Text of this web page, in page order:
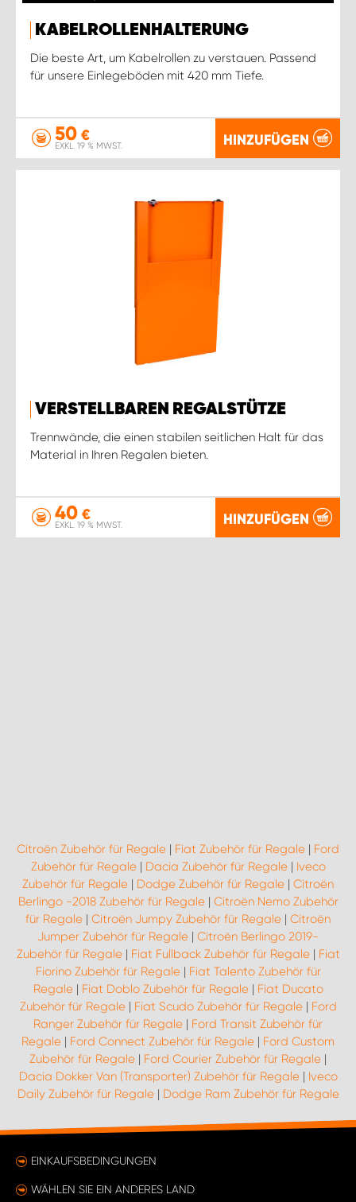
KABELROLLENHALTERUNG
Die beste Art, um Kabelrollen zu verstauen. Passend
für unsere Einlegeböden mit 420 mm Tiefe.
50 €
EXKL. 19 % MWST. HINZUFÜGEN
VERSTELLBAREN REGALSTÜTZE
Trennwände, die einen stabilen seitlichen Halt für das
Material in Ihren Regalen bieten.
40 €
EXKL. 19 % MWST. HINZUFÜGEN
Citroën Zubehör für Regale | Fiat Zubehör für Regale | Ford
Zubehör für Regale| Dacia Zubehör für Regale| Iveco
Zubehör für Regale | Dodge Zubehör für Regale | Citroën
Berlingo -2018 Zubehör für Regale| Citroën Nemo Zubehör
für Regale | Citroën Jumpy Zubehör für Regale | Citroën
Jumper Zubehör für Regale | Citroën Berlingo 2019-
Zubehör für Regale| Fiat Fullback Zubehör für Regale| Fiat
Fiorino Zubehör für Regale| Fiat Talento Zubehör für
Regale| Fiat Doblo Zubehör für Regale| Fiat Ducato
Zubehör für Regale| Fiat Scudo Zubehör für Regale| Ford
Ranger Zubehör für Regale | Ford Transit Zubehör für
Regale | Ford Connect Zubehör für Regale | Ford Custom
Zubehör für Regale | Ford Courier Zubehör für Regale |
Dacia Dokker Van (Transporter) Zubehör für Regale| Iveco
Daily Zubehör für Regale| Dodge Ram Zubehör für Regale
EINKAUFSBEDINGUNGEN
WÄHLEN SIE EIN ANDERES LAND